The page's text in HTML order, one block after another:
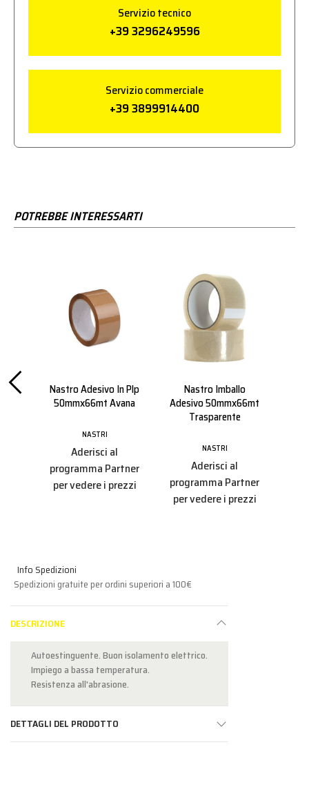
Servizio tecnico
+39 3296249596
Servizio commerciale
+39 3899914400
POTREBBE INTERESSARTI
Nastro Adesivo In Plp
50mmx66mt Avana
NASTRI
Aderisci al
programma Partner
per vedere i prezzi
Nastro Imballo
Adesivo 50mmx66mt
Trasparente
NASTRI
Aderisci al
programma Partner
per vedere i prezzi
Info Spedizioni
Spedizioni gratuite per ordini superiori a 100€
DESCRIZIONE
Autoestinguente. Buon isolamento elettrico.
Impiego a bassa temperatura.
Resistenza all'abrasione.
DETTAGLI DEL PRODOTTO